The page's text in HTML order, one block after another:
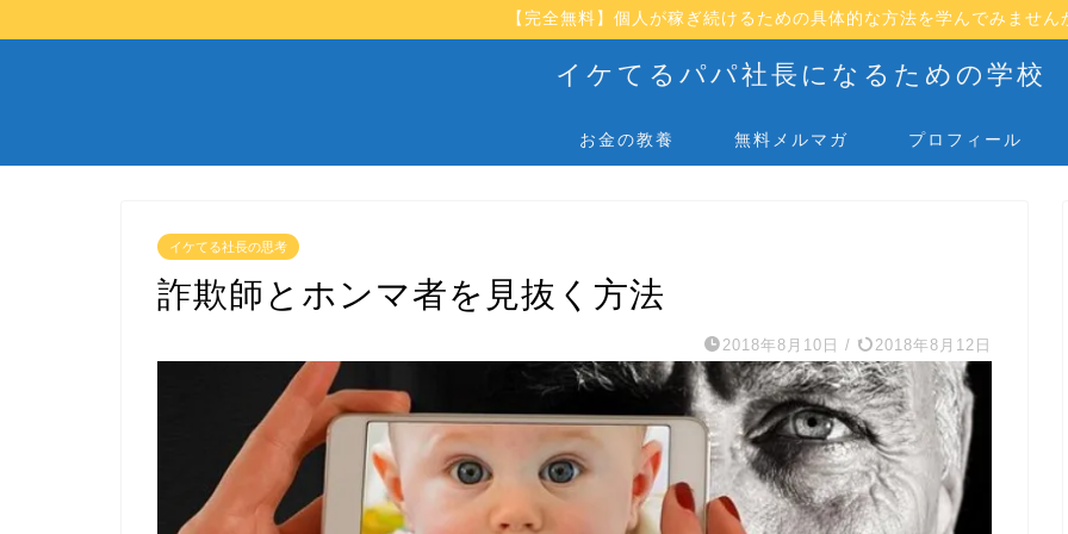
【完全無料】個人が稼ぎ続けるための具体的な方法を学んでみません
イケてるパパ社長になるための学校
お金の教養 無料メルマガ プロフィール
イケてる社長の思考
詐欺師とホンマ者を見抜く方法
2018年8月10日 / 2018年8月12日